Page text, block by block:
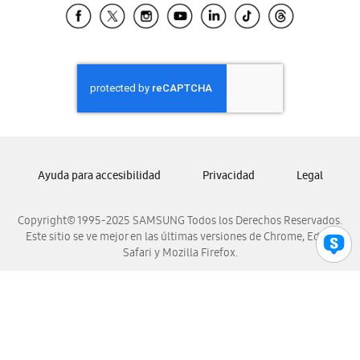
Samsung El Salvador
Samsung Honduras
Samsung Nicaragua
Samsung Panamá
Samsung Venezuela
Copyright© 1995-2025 SAMSUNG Todos los Derechos Reservados.
Este sitio se ve mejor en las últimas versiones de Chrome, Edge,
Safari y Mozilla Firefox.
Ayuda para accesibilidad Privacidad Legal